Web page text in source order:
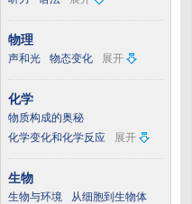
物理
声和光 物态变化 展开
化学
物质构成的奥秘
化学变化和化学反应
展开
生物
生物与环境
从细胞到生物体